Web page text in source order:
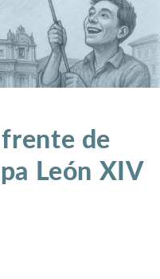
de
León XIV